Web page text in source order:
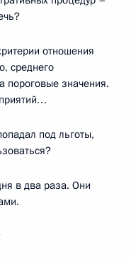
отношения
среднего
пороговые значения.
под льготы,
в два раза. Они